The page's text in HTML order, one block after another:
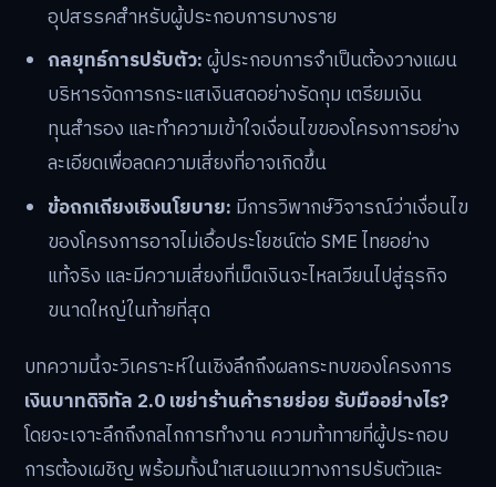
อุปสรรคสำหรับผู้ประกอบการบางราย
กลยุทธ์การปรับตัว:ผู้ประกอบการจำเป็นต้องวางแผน
บริหารจัดการกระแสเงินสดอย่างรัดกุม เตรียมเงิน
ทุนสำรอง และทำความเข้าใจเงื่อนไขของโครงการอย่าง
ละเอียดเพื่อลดความเสี่ยงที่อาจเกิดขึ้น
ข้อถกเถียงเชิงนโยบาย: มีการวิพากษ์วิจารณ์ว่าเงื่อนไข
ของโครงการอาจไม่เอื้อประโยชน์ต่อ SME ไทยอย่าง
แท้จริง และมีความเสี่ยงที่เม็ดเงินจะไหลเวียนไปสู่ธุรกิจ
ขนาดใหญ่ในท้ายที่สุด
บทความนี้จะวิเคราะห์ในเชิงลึกถึงผลกระทบของโครงการ
เงินบาทดิจิทัล 2.0 เขย่าร้านค้ารายย่อย รับมืออย่างไร?
โดยจะเจาะลึกถึงกลไกการทำงาน ความท้าทายที่ผู้ประกอบ
การต้องเผชิญ พร้อมทั้งนำเสนอแนวทางการปรับตัวและ